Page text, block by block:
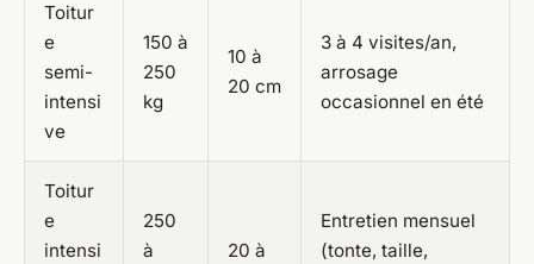
Toitur
e
semi-
intensi
ve
150 à
250
kg
10 à
20 cm
3 à 4 visites/an,
arrosage
occasionnel en été
Toitur
e
intensi
250
à
20 à
Entretien mensuel
(tonte, taille,